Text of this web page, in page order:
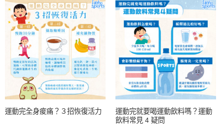
運動完全身痠痛？３招恢復活力
運動完就要喝運動飲料嗎？運動
飲料常見 4 疑問